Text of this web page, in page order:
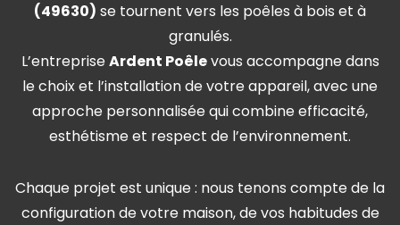
(49630) se tournent vers les poêles à bois et à
granulés.
L’entrepriseArdent Poêlevous accompagne dans
le choix et l’installation de votre appareil, avec une
approche personnalisée qui combine efficacité,
esthétisme et respect de l’environnement.
Chaque projet est unique : nous tenons compte de la
configuration de votre maison, de vos habitudes de